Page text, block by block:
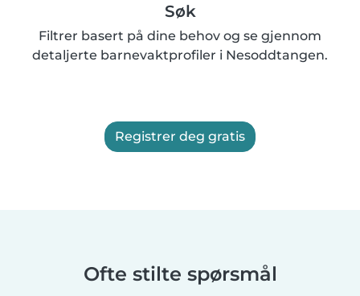
Søk
Filtrer basert på dine behov og se gjennom
detaljerte barnevaktprofiler i Nesoddtangen.
Registrer deg gratis
Ofte stilte spørsmål